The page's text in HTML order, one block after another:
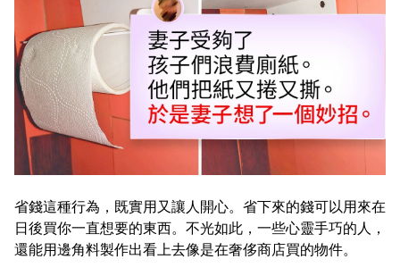
省錢這種行為，既實用又讓人開心。省下來的錢可以用來在
日後買你一直想要的東西。不光如此，一些心靈手巧的人，
還能用邊角料製作出看上去像是在奢侈商店買的物件。